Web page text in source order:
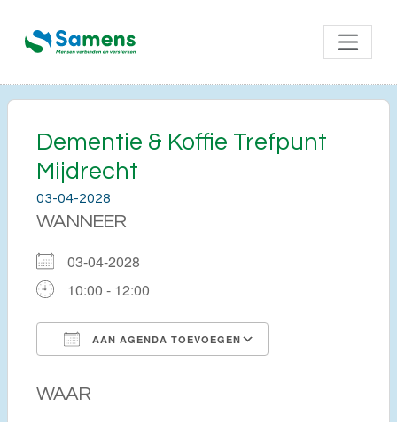
Dementie & Koffie Trefpunt
Mijdrecht
03-04-2028
WANNEER
03-04-2028
10:00 - 12:00
AAN AGENDA TOEVOEGEN
WAAR